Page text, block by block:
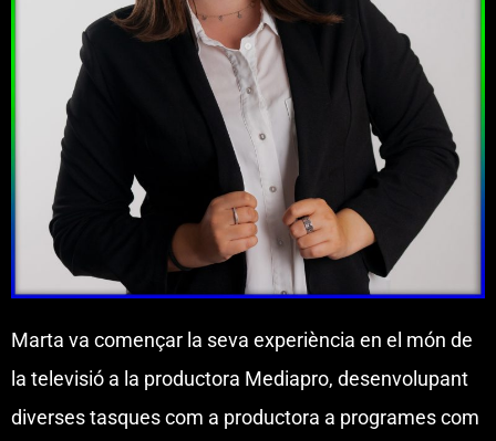
Marta va començar la seva experiència en el món de
la televisió a la productora Mediapro, desenvolupant
diverses tasques com a productora a programes com